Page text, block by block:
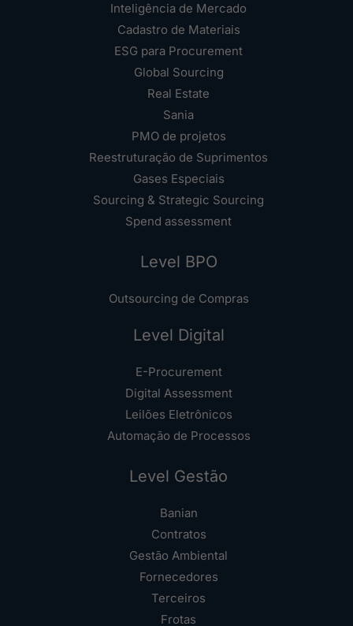
Inteligência de Mercado
Cadastro de Materiais
ESG para Procurement
Global Sourcing
Real Estate
Sania
PMO de projetos
Reestruturação de Suprimentos
Gases Especiais
Sourcing & Strategic Sourcing
Spend assessment
Level BPO
Outsourcing de Compras
Level Digital
E-Procurement
Digital Assessment
Leilões Eletrônicos
Automação de Processos
Level Gestão
Banian
Contratos
Gestão Ambiental
Fornecedores
Terceiros
Frotas